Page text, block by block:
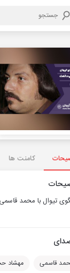
کامنت ها
تیوال با محمد
قاسمی مهشاد